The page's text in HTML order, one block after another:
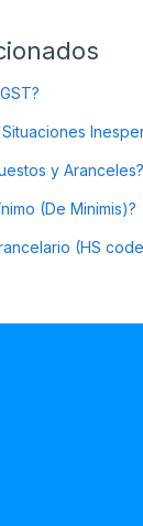
y Aranceles?
(De Minimis)?
(HS